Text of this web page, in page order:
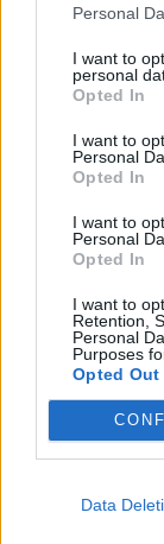
Personal
I want to
personal
Opted In
I want to
Personal
Opted In
I want to
Personal
Opted In
I want to
Retention,
Personal
Purposes
Opted Out
Data
Γορτυνία
29/05/2026 11:22